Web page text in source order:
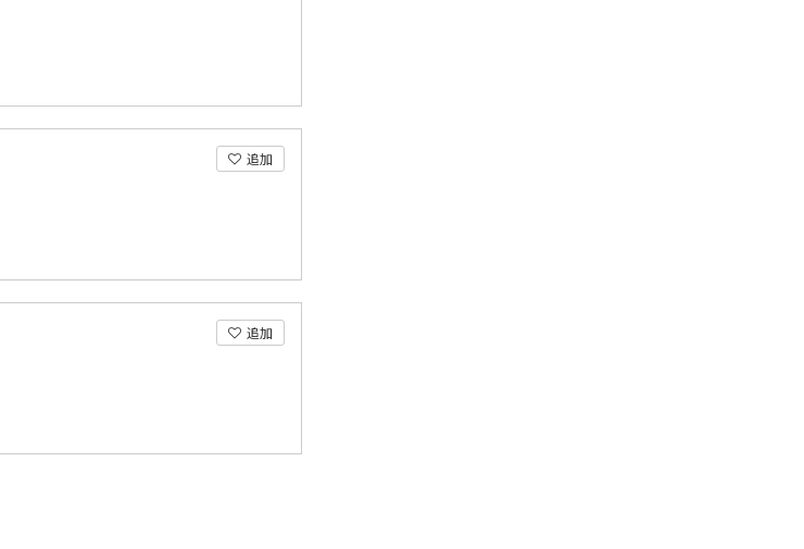
追加
追加